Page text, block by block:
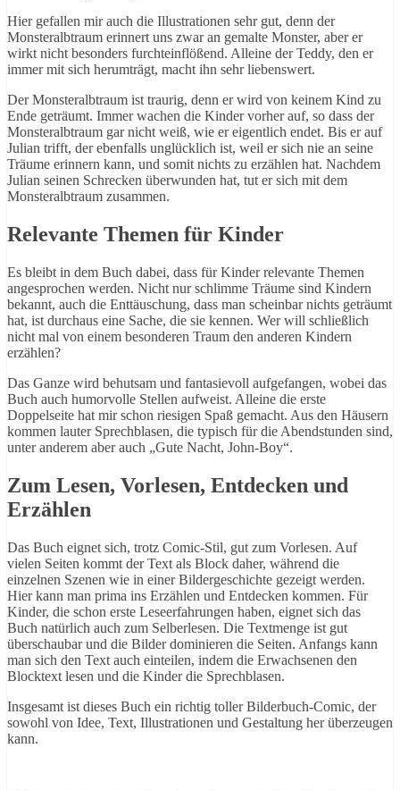
Hier gefallen mir auch die Illustrationen sehr gut, denn der
Monsteralbtraum erinnert uns zwar an gemalte Monster, aber er
wirkt nicht besonders furchteinflößend. Alleine der Teddy, den er
immer mit sich herumträgt, macht ihn sehr liebenswert.
Der Monsteralbtraum ist traurig, denn er wird von keinem Kind zu
Ende geträumt. Immer wachen die Kinder vorher auf, so dass der
Monsteralbtraum gar nicht weiß, wie er eigentlich endet. Bis er auf
Julian trifft, der ebenfalls unglücklich ist, weil er sich nie an seine
Träume erinnern kann, und somit nichts zu erzählen hat. Nachdem
Julian seinen Schrecken überwunden hat, tut er sich mit dem
Monsteralbtraum zusammen.
Relevante Themen für Kinder
Es bleibt in dem Buch dabei, dass für Kinder relevante Themen
angesprochen werden. Nicht nur schlimme Träume sind Kindern
bekannt, auch die Enttäuschung, dass man scheinbar nichts geträumt
hat, ist durchaus eine Sache, die sie kennen. Wer will schließlich
nicht mal von einem besonderen Traum den anderen Kindern
erzählen?
Das Ganze wird behutsam und fantasievoll aufgefangen, wobei das
Buch auch humorvolle Stellen aufweist. Alleine die erste
Doppelseite hat mir schon riesigen Spaß gemacht. Aus den Häusern
kommen lauter Sprechblasen, die typisch für die Abendstunden sind,
unter anderem aber auch „Gute Nacht, John-Boy“.
Zum Lesen, Vorlesen, Entdecken und
Erzählen
Das Buch eignet sich, trotz Comic-Stil, gut zum Vorlesen. Auf
vielen Seiten kommt der Text als Block daher, während die
einzelnen Szenen wie in einer Bildergeschichte gezeigt werden.
Hier kann man prima ins Erzählen und Entdecken kommen. Für
Kinder, die schon erste Leseerfahrungen haben, eignet sich das
Buch natürlich auch zum Selberlesen. Die Textmenge ist gut
überschaubar und die Bilder dominieren die Seiten. Anfangs kann
man sich den Text auch einteilen, indem die Erwachsenen den
Blocktext lesen und die Kinder die Sprechblasen.
Insgesamt ist dieses Buch ein richtig toller Bilderbuch-Comic, der
sowohl von Idee, Text, Illustrationen und Gestaltung her überzeugen
kann.